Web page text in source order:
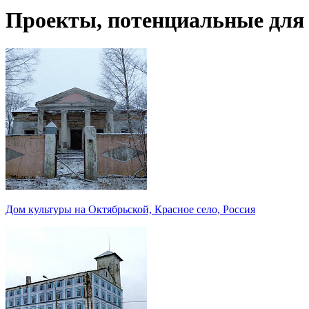
Проекты, потенциальные для
Дом культуры на Октябрьской, Красное село, Россия